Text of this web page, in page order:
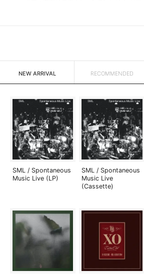
NEW ARRIVAL RECOMMENDED
SML / Spontaneous
Music Live (LP)
SML / Spontaneous
Music Live
(Cassette)